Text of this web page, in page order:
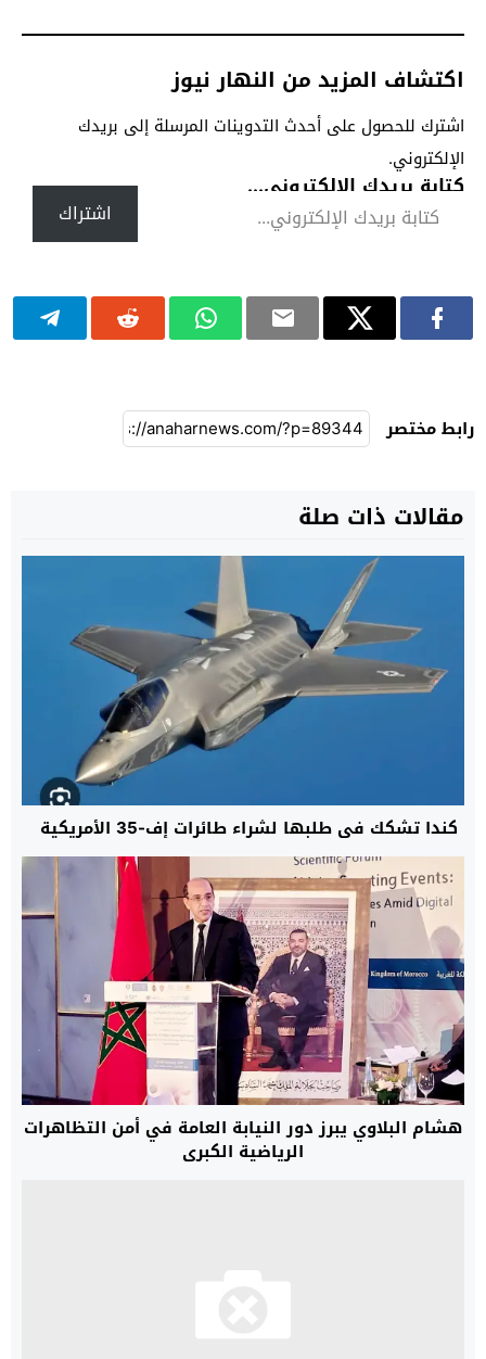
اكتشاف المزيد من النهار نيوز
اشترك للحصول على أحدث التدوينات المرسلة إلى بريدك
الإلكتروني.
كتابة بريدك الإلكتروني...
اشتراك
رابط مختصر
مقالات ذات صلة
كندا تشكك في طلبها لشراء طائرات إف-35 الأمريكية
هشام البلاوي يبرز دور النيابة العامة في أمن التظاهرات
الرياضية الكبرى